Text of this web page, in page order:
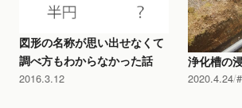
図形の名称が思い出せなくて
調べ方もわからなかった話
2016.3.12
浄化槽の
2020.4.24